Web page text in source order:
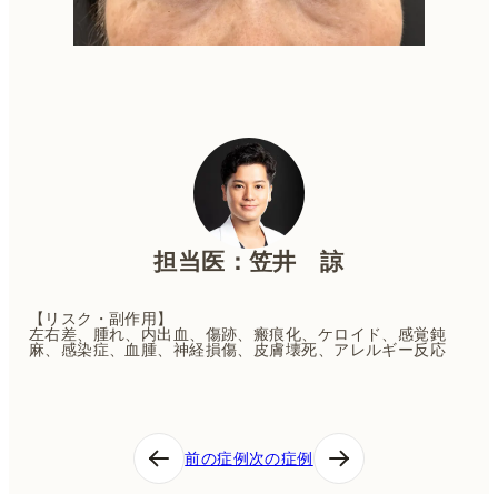
担当医：笠井 諒
【リスク・副作用】
左右差、腫れ、内出血、傷跡、瘢痕化、ケロイド、感覚鈍
麻、感染症、血腫、神経損傷、皮膚壊死、アレルギー反応
前の症例次の症例